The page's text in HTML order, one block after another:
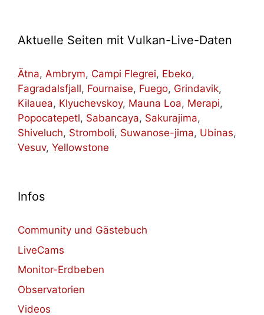
Aktuelle Seiten mit Vulkan-Live-Daten
Ätna, Ambrym, Campi Flegrei, Ebeko,
Fagradalsfjall, Fournaise, Fuego, Grindavik,
Kilauea, Klyuchevskoy, Mauna Loa, Merapi,
Popocatepetl, Sabancaya, Sakurajima,
Shiveluch, Stromboli, Suwanose-jima, Ubinas,
Vesuv, Yellowstone
Infos
Community und Gästebuch
LiveCams
Monitor-Erdbeben
Observatorien
Videos